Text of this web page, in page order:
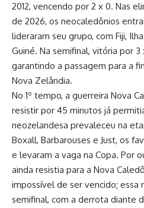
2012, vencendo por 2 x 0. Nas
de 2026, os neocaledônios
lideraram seu grupo, com Fiji,
Guiné. Na semifinal, vitória por
garantindo a passagem para a
Nova Zelândia.
No 1º tempo, a guerreira Nova
resistir por 45 minutos já
neozelandesa prevaleceu na
Boxall, Barbarouses e Just, os
e levaram a vaga na Copa. Por
ainda resistia para a Nova
impossível de ser vencido; essa
semifinal, com a derrota diante